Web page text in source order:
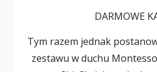
DARMOWE
Tym razem jednak
zestawu w duchu